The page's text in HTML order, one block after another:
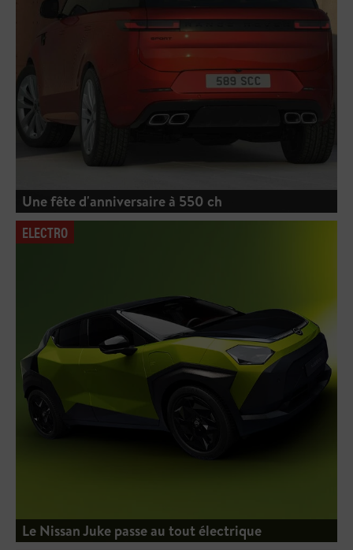
Une fête d'anniversaire à 550 ch
ELECTRO
Le Nissan Juke passe au tout électrique